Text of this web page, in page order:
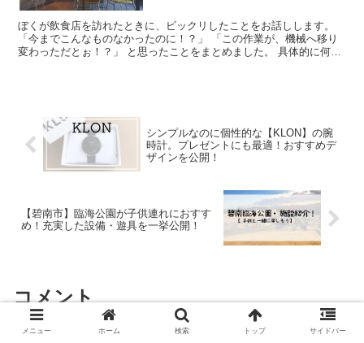
ぼくが飲食店を訪れたときに、ビックリしたことをお話しします。
「今までこんなものなかったのに！？」 「この作業が、機械へ移り
変わっただとぉ！？」 と思ったことをまとめました。 具体的に何が
シンプルなのに個性的な【KLON】の腕
時計。プレゼントにも最適！おすすめデ
ザインを公開！
【碧南市】臨海公園が子供連れにおすす
め！充実した設備・遊具を一挙公開！
コメント
メニュー ホーム 検索 トップ サイドバー